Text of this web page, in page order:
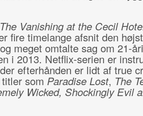
Vanishing at the Cecil
fire timelange afsnit den højst
meget omtalte sag om 21-
i 2013. Netflix-serien er
efterhånden er lidt af true
som Paradise Lost, The
Wicked, Shockingly Evil